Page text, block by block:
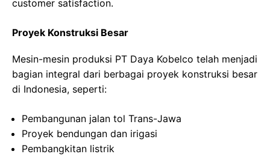
customer satisfaction.
Proyek Konstruksi Besar
Mesin-mesin produksi PT Daya Kobelco telah menjadi
bagian integral dari berbagai proyek konstruksi besar
di Indonesia, seperti:
Pembangunan jalan tol Trans-Jawa
Proyek bendungan dan irigasi
Pembangkitan listrik